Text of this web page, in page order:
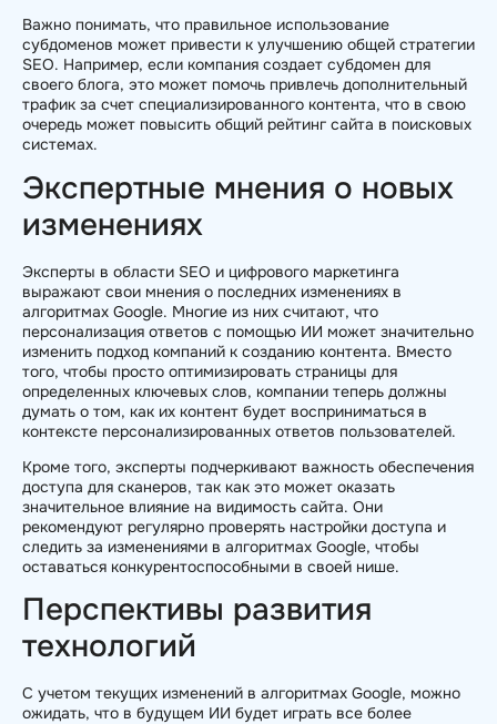
Важно понимать, что правильное использование
субдоменов может привести к улучшению общей стратегии
SEO. Например, если компания создает субдомен для
своего блога, это может помочь привлечь дополнительный
трафик за счет специализированного контента, что в свою
очередь может повысить общий рейтинг сайта в поисковых
системах.
Экспертные мнения о новых
изменениях
Эксперты в области SEO и цифрового маркетинга
выражают свои мнения о последних изменениях в
алгоритмах Google. Многие из них считают, что
персонализация ответов с помощью ИИ может значительно
изменить подход компаний к созданию контента. Вместо
того, чтобы просто оптимизировать страницы для
определенных ключевых слов, компании теперь должны
думать о том, как их контент будет восприниматься в
контексте персонализированных ответов пользователей.
Кроме того, эксперты подчеркивают важность обеспечения
доступа для сканеров, так как это может оказать
значительное влияние на видимость сайта. Они
рекомендуют регулярно проверять настройки доступа и
следить за изменениями в алгоритмах Google, чтобы
оставаться конкурентоспособными в своей нише.
Перспективы развития
технологий
С учетом текущих изменений в алгоритмах Google, можно
ожидать, что в будущем ИИ будет играть все более